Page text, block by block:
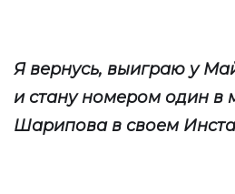
Я вернусь, выиграю у
и стану номером один в
Шарипова в своем